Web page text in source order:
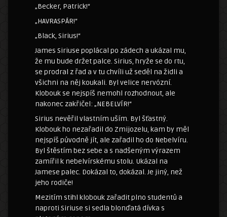
„Becker, Patrick!“
„HAVRASPÁR!“
„Black, Sirius!“
James Siriuse poplácal po zádech a ukázal mu,
že mu bude držet palce. Sirius, hryže se do rtu,
se prodral z řad a v tu chvíli už seděl na židli a
všichni na něj koukali. Byl velice nervózní.
Klobouk se nejspíš nemohl rozhodnout, ale
nakonec zakřičel: „NEBELVÍR!“
Sirius nevěřil vlastním uším. Byl šťastný.
Klobouk ho nezařadil do Zmijozelu, kam by měl
nejspíš původně jít, ale zařadil ho do Nebelvíru.
Byl štěstím bez sebe a s nadšeným výrazem
zamířil k nebelvírskému stolu. Ukázal na
Jamese palec. Dokázal to, dokázal. Je jiný, než
jeho rodiče!
Mezitím stihl klobouk zařadit plno studentů a
naproti Siriuse si sedla blonďatá dívka s